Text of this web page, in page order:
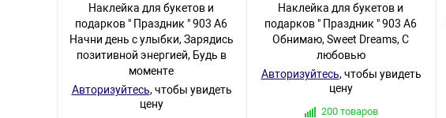
Наклейка для букетов и
подарков " Праздник " 903 А6
Начни день с улыбки, Зарядись
позитивной энергией, Будь в
моменте
Авторизуйтесь, чтобы увидеть
цену
Наклейка для букетов и
подарков " Праздник " 903 А6
Обнимаю, Sweet Dreams, С
любовью
Авторизуйтесь, чтобы увидеть
цену
200 товаров